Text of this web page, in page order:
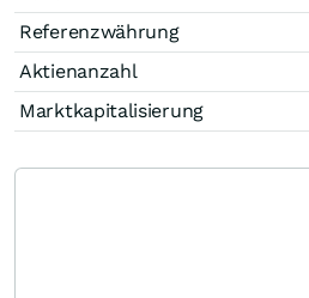
Referenzwährung
Aktienanzahl
Marktkapitalisierung